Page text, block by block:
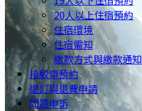
20人以上住宿預約
住宿環境
住宿需知
繳款方式與繳款通知
接駁車預約
退訂與退費申請
問題申訴